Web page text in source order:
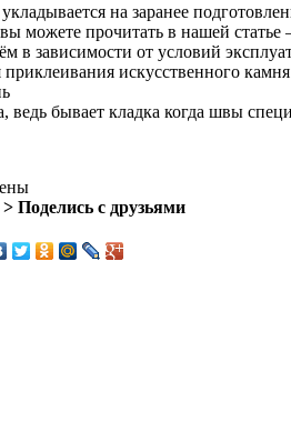
на заранее
можете прочитать в нашей
в зависимости от условий
искусственного
ведь бывает кладка когда швы
Поделись с друзьями